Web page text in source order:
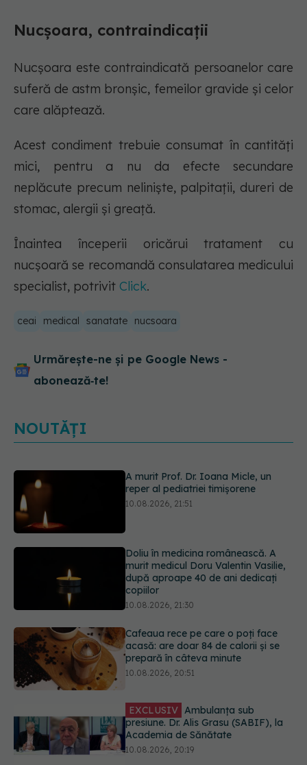
Nucșoara, contraindicaţii
Nucşoara este contraindicată persoanelor care
suferă de astm bronşic, femeilor gravide şi celor
care alăptează.
Acest condiment trebuie consumat în cantităţi
mici, pentru a nu da efecte secundare
neplăcute precum nelinişte, palpitaţii, dureri de
stomac, alergii şi greaţă.
Înaintea începerii oricărui tratament cu
nucşoară se recomandă consulatarea medicului
specialist, potrivit Click.
ceai medical sanatate nucsoara
Urmărește-ne și pe Google News -
abonează‑te!
NOUTĂȚI
murit medicul Doru Valentin Vasilie,
după aproape 40 de ani dedicați
copiilor
10.08.2026, 21:30
acasă: are doar 84 de calorii și se
prepară în câteva minute
10.08.2026, 20:51
presiune. Dr. Alis Grasu (SABIF), la
Academia de Sănătate
10.08.2026, 20:19
dezvălui că arterele sunt grav
afectate
10.08.2026, 22:29